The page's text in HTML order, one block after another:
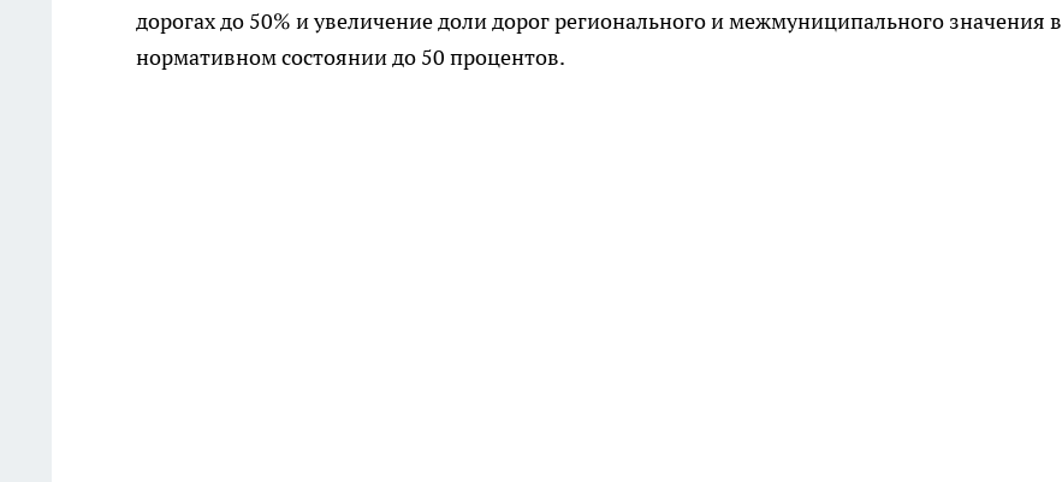
дорогах до 50% и увеличение доли дорог регионального и межмуниципального значения в
нормативном состоянии до 50 процентов.